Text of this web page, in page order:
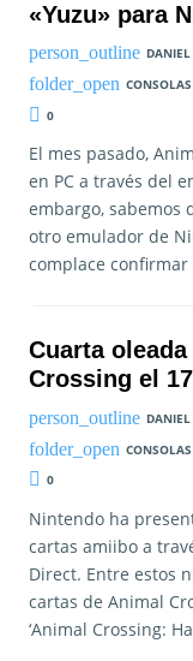
«Yuzu» para
0
El mes pasado,
en PC a través del
embargo, sabemos
otro emulador de
complace
Cuarta
Crossing el
0
Nintendo ha
cartas amiibo a
Direct. Entre estos
cartas de Animal
‘Animal Crossing: